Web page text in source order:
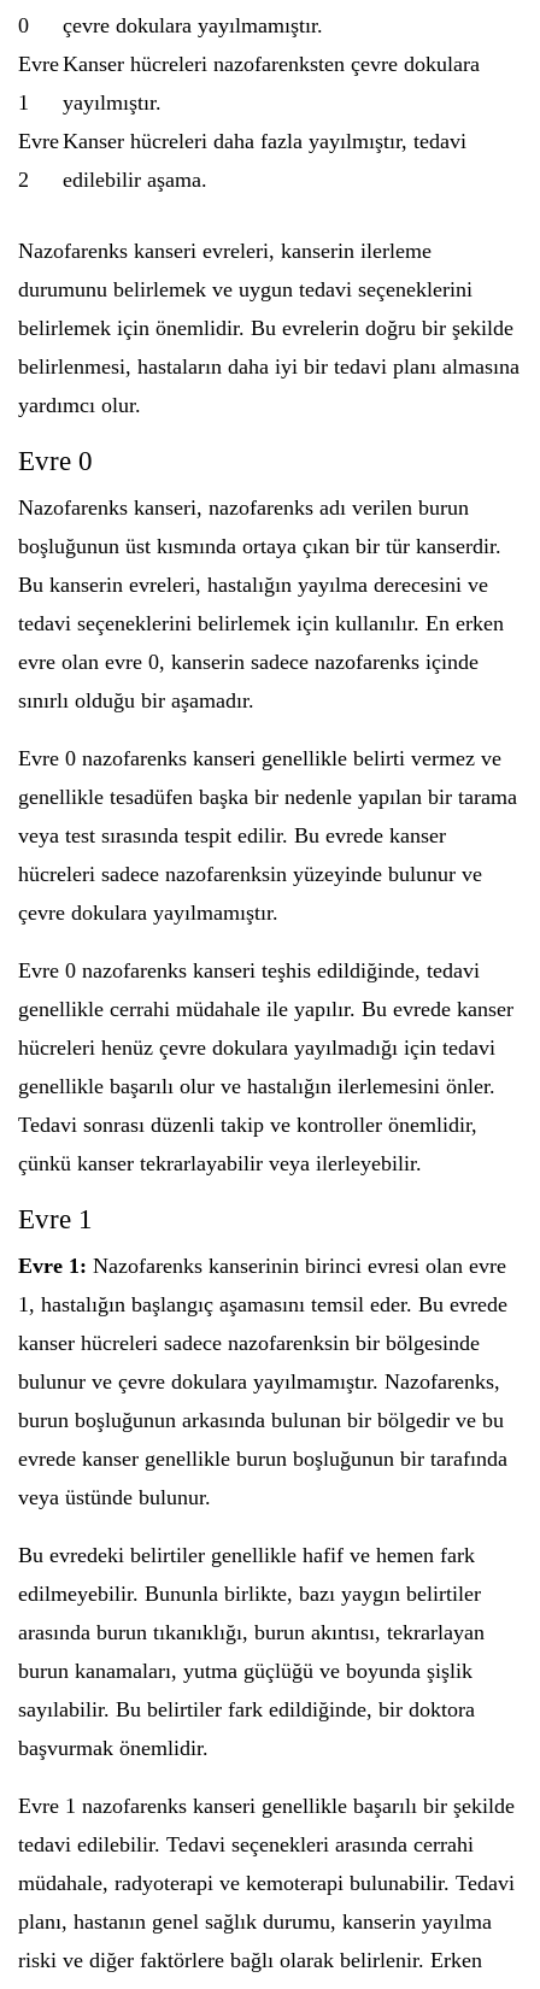
0
çevre dokulara yayılmamıştır.
Evre
1
Kanser hücreleri nazofarenksten çevre dokulara
yayılmıştır.
Evre
2
Kanser hücreleri daha fazla yayılmıştır, tedavi
edilebilir aşama.
Nazofarenks kanseri evreleri, kanserin ilerleme
durumunu belirlemek ve uygun tedavi seçeneklerini
belirlemek için önemlidir. Bu evrelerin doğru bir şekilde
belirlenmesi, hastaların daha iyi bir tedavi planı almasına
yardımcı olur.
Evre 0
Nazofarenks kanseri, nazofarenks adı verilen burun
boşluğunun üst kısmında ortaya çıkan bir tür kanserdir.
Bu kanserin evreleri, hastalığın yayılma derecesini ve
tedavi seçeneklerini belirlemek için kullanılır. En erken
evre olan evre 0, kanserin sadece nazofarenks içinde
sınırlı olduğu bir aşamadır.
Evre 0 nazofarenks kanseri genellikle belirti vermez ve
genellikle tesadüfen başka bir nedenle yapılan bir tarama
veya test sırasında tespit edilir. Bu evrede kanser
hücreleri sadece nazofarenksin yüzeyinde bulunur ve
çevre dokulara yayılmamıştır.
Evre 0 nazofarenks kanseri teşhis edildiğinde, tedavi
genellikle cerrahi müdahale ile yapılır. Bu evrede kanser
hücreleri henüz çevre dokulara yayılmadığı için tedavi
genellikle başarılı olur ve hastalığın ilerlemesini önler.
Tedavi sonrası düzenli takip ve kontroller önemlidir,
çünkü kanser tekrarlayabilir veya ilerleyebilir.
Evre 1
Evre 1: Nazofarenks kanserinin birinci evresi olan evre
1, hastalığın başlangıç aşamasını temsil eder. Bu evrede
kanser hücreleri sadece nazofarenksin bir bölgesinde
bulunur ve çevre dokulara yayılmamıştır. Nazofarenks,
burun boşluğunun arkasında bulunan bir bölgedir ve bu
evrede kanser genellikle burun boşluğunun bir tarafında
veya üstünde bulunur.
Bu evredeki belirtiler genellikle hafif ve hemen fark
edilmeyebilir. Bununla birlikte, bazı yaygın belirtiler
arasında burun tıkanıklığı, burun akıntısı, tekrarlayan
burun kanamaları, yutma güçlüğü ve boyunda şişlik
sayılabilir. Bu belirtiler fark edildiğinde, bir doktora
başvurmak önemlidir.
Evre 1 nazofarenks kanseri genellikle başarılı bir şekilde
tedavi edilebilir. Tedavi seçenekleri arasında cerrahi
müdahale, radyoterapi ve kemoterapi bulunabilir. Tedavi
planı, hastanın genel sağlık durumu, kanserin yayılma
riski ve diğer faktörlere bağlı olarak belirlenir. Erken